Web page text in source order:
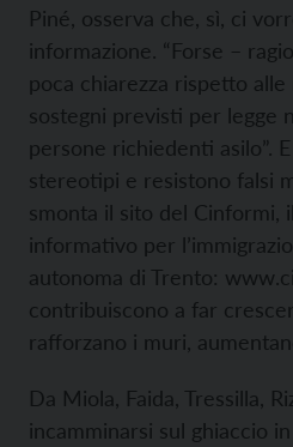
Piné, osserva che, sì, ci
informazione. “Forse –
poca chiarezza rispetto alle
sostegni previsti per legge
persone richiedenti asilo”.
stereotipi e resistono falsi
smonta il sito del Cinformi,
informativo per
autonoma di Trento:
contribuiscono a far
rafforzano i muri,
Da Miola, Faida, Tressilla,
incamminarsi sul ghiaccio